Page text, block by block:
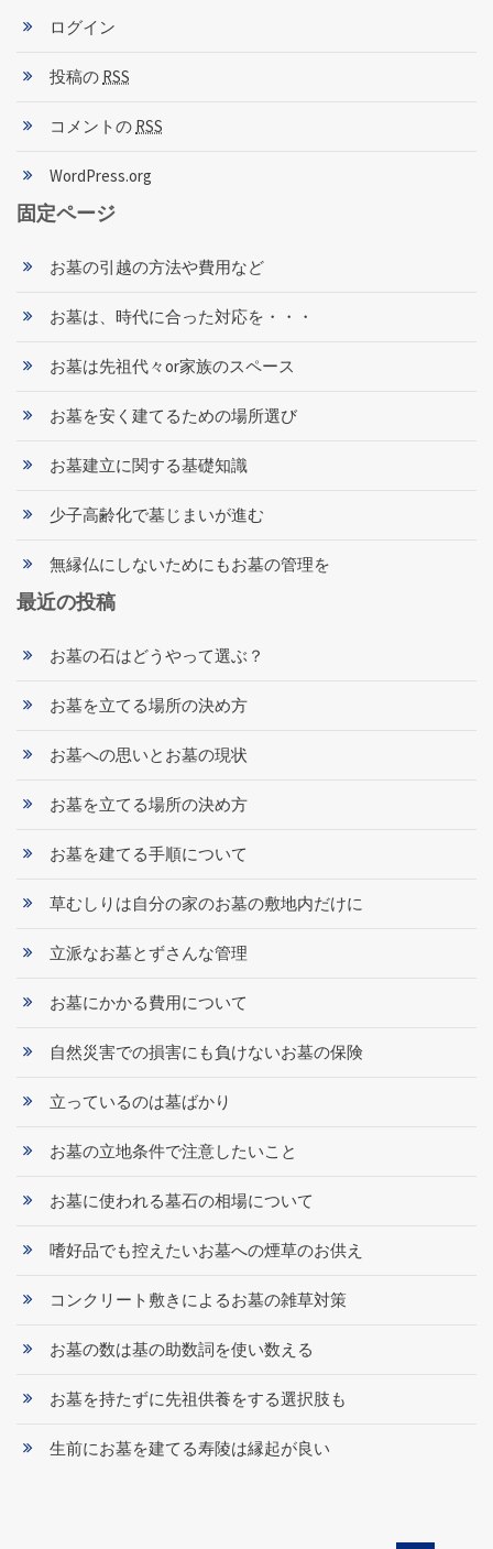
ログイン
投稿の RSS
コメントの RSS
WordPress.org
固定ページ
お墓の引越の方法や費用など
お墓は、時代に合った対応を・・・
お墓は先祖代々or家族のスペース
お墓を安く建てるための場所選び
お墓建立に関する基礎知識
少子高齢化で墓じまいが進む
無縁仏にしないためにもお墓の管理を
最近の投稿
お墓の石はどうやって選ぶ？
お墓を立てる場所の決め方
お墓への思いとお墓の現状
お墓を立てる場所の決め方
お墓を建てる手順について
草むしりは自分の家のお墓の敷地内だけに
立派なお墓とずさんな管理
お墓にかかる費用について
自然災害での損害にも負けないお墓の保険
立っているのは墓ばかり
お墓の立地条件で注意したいこと
お墓に使われる墓石の相場について
嗜好品でも控えたいお墓への煙草のお供え
コンクリート敷きによるお墓の雑草対策
お墓の数は基の助数詞を使い数える
お墓を持たずに先祖供養をする選択肢も
生前にお墓を建てる寿陵は縁起が良い